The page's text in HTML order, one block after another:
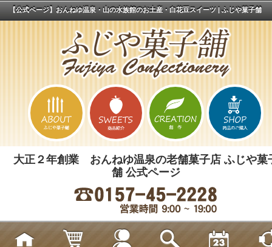
【公式ページ】おんねゆ温泉・山の水族館のお土産・白花豆スイーツ | ふじや菓子舗
大正２年創業 おんねゆ温泉の老舗菓子店 ふじや菓
舗 公式ページ